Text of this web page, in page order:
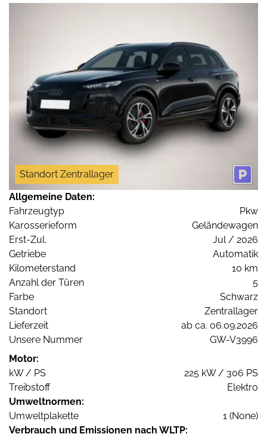
Standort Zentrallager
Allgemeine Daten:
Fahrzeugtyp
Pkw
Karosserieform
Geländewagen
Erst-Zul.
Jul / 2026
Getriebe
Automatik
Kilometerstand
10 km
Anzahl der Türen
5
Farbe
Schwarz
Standort
Zentrallager
Lieferzeit
ab ca. 06.09.2026
Unsere Nummer
GW-V3996
Motor:
kW / PS
225 kW / 306 PS
Treibstoff
Elektro
Umweltnormen:
Umweltplakette
1 (None)
Verbrauch und Emissionen nach WLTP: